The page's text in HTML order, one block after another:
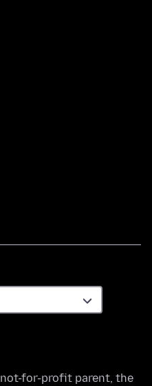
not-for-profit parent, the